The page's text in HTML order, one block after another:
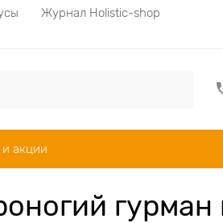
Журнал Holistic-shop
акции